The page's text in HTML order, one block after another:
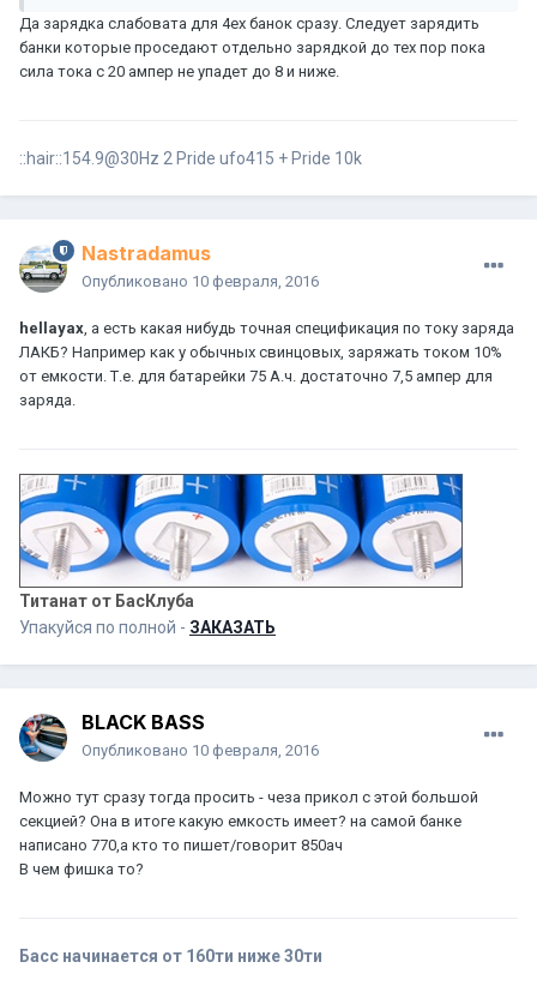
Да зарядка слабовата для 4ех банок сразу. Следует зарядить
банки которые проседают отдельно зарядкой до тех пор пока
сила тока с 20 ампер не упадет до 8 и ниже.
::hair::154.9@30Hz 2 Pride ufo415 + Pride 10k
Nastradamus
Опубликовано 10 февраля, 2016
hellayax, а есть какая нибудь точная спецификация по току заряда
ЛАКБ? Например как у обычных свинцовых, заряжать током 10%
от емкости. Т.е. для батарейки 75 А.ч. достаточно 7,5 ампер для
заряда.
Титанат от БасКлуба
Упакуйся по полной - ЗАКАЗАТЬ
BLACK BASS
Опубликовано 10 февраля, 2016
Можно тут сразу тогда просить - чеза прикол с этой большой
секцией? Она в итоге какую емкость имеет? на самой банке
написано 770,а кто то пишет/говорит 850ач
В чем фишка то?
Басс начинается от 160ти ниже 30ти